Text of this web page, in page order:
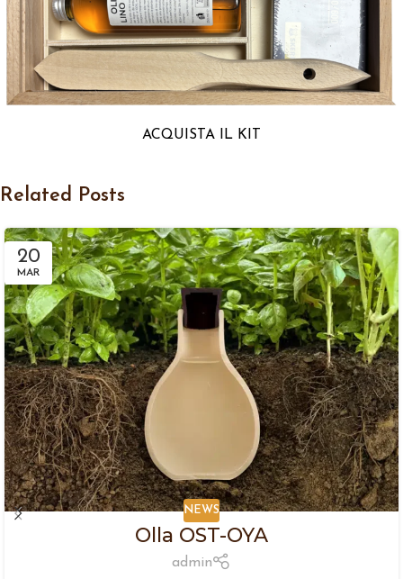
ACQUISTA IL KIT
Related Posts
20
MAR
NEWS
Olla OST-OYA
admin